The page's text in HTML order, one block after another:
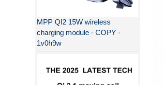
charging module - COPY -
1v0h9w
Pourquoi QI2 est meilleur que